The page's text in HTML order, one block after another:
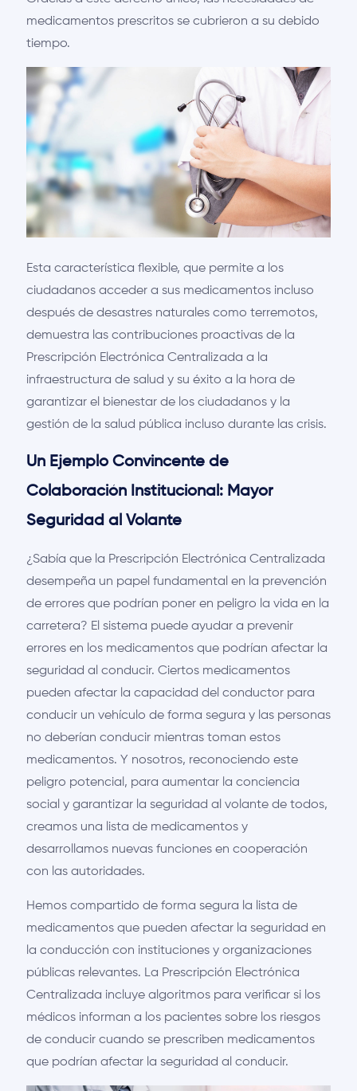
medicamentos prescritos se cubrieron a su debido
tiempo.
Esta característica flexible, que permite a los
ciudadanos acceder a sus medicamentos incluso
después de desastres naturales como terremotos,
demuestra las contribuciones proactivas de la
Prescripción Electrónica Centralizada a la
infraestructura de salud y su éxito a la hora de
garantizar el bienestar de los ciudadanos y la
gestión de la salud pública incluso durante las crisis.
Un Ejemplo Convincente de
Colaboración Institucional: Mayor
Seguridad al Volante
¿Sabía que la Prescripción Electrónica Centralizada
desempeña un papel fundamental en la prevención
de errores que podrían poner en peligro la vida en la
carretera? El sistema puede ayudar a prevenir
errores en los medicamentos que podrían afectar la
seguridad al conducir. Ciertos medicamentos
pueden afectar la capacidad del conductor para
conducir un vehículo de forma segura y las personas
no deberían conducir mientras toman estos
medicamentos. Y nosotros, reconociendo este
peligro potencial, para aumentar la conciencia
social y garantizar la seguridad al volante de todos,
creamos una lista de medicamentos y
desarrollamos nuevas funciones en cooperación
con las autoridades.
Hemos compartido de forma segura la lista de
medicamentos que pueden afectar la seguridad en
la conducción con instituciones y organizaciones
públicas relevantes. La Prescripción Electrónica
Centralizada incluye algoritmos para verificar si los
médicos informan a los pacientes sobre los riesgos
de conducir cuando se prescriben medicamentos
que podrían afectar la seguridad al conducir.